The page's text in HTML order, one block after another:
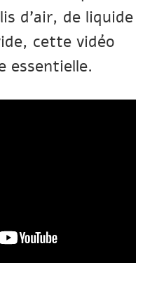
d’air, de liquide
cette vidéo
essentielle.